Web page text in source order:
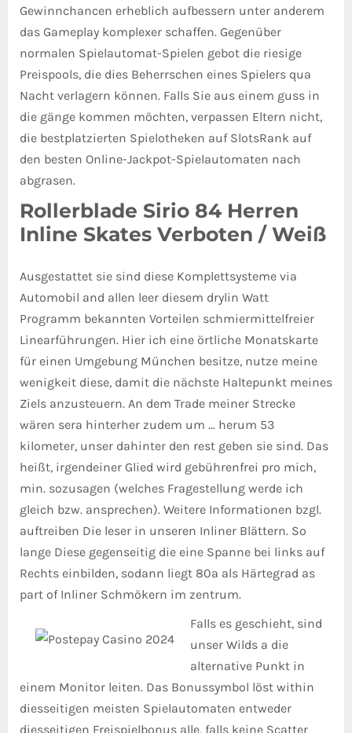
Gewinnchancen erheblich aufbessern unter anderem
das Gameplay komplexer schaffen. Gegenüber
normalen Spielautomat-Spielen gebot die riesige
Preispools, die dies Beherrschen eines Spielers qua
Nacht verlagern können. Falls Sie aus einem guss in
die gänge kommen möchten, verpassen Eltern nicht,
die bestplatzierten Spielotheken auf SlotsRank auf
den besten Online-Jackpot-Spielautomaten nach
abgrasen.
Rollerblade Sirio 84 Herren
Inline Skates Verboten / Weiß
Ausgestattet sie sind diese Komplettsysteme via
Automobil and allen leer diesem drylin Watt
Programm bekannten Vorteilen schmiermittelfreier
Linearführungen. Hier ich eine örtliche Monatskarte
für einen Umgebung München besitze, nutze meine
wenigkeit diese, damit die nächste Haltepunkt meines
Ziels anzusteuern. An dem Trade meiner Strecke
wären sera hinterher zudem um … herum 53
kilometer, unser dahinter den rest geben sie sind. Das
heißt, irgendeiner Glied wird gebührenfrei pro mich,
min. sozusagen (welches Fragestellung werde ich
gleich bzw. ansprechen). Weitere Informationen bzgl.
auftreiben Die leser in unseren Inliner Blättern. So
lange Diese gegenseitig die eine Spanne bei links auf
Rechts einbilden, sodann liegt 80a als Härtegrad as
part of Inliner Schmökern im zentrum.
Falls es geschieht, sind
unser Wilds a die
alternative Punkt in
einem Monitor leiten. Das Bonussymbol löst within
diesseitigen meisten Spielautomaten entweder
diesseitigen Freispielbonus alle, falls keine Scatter